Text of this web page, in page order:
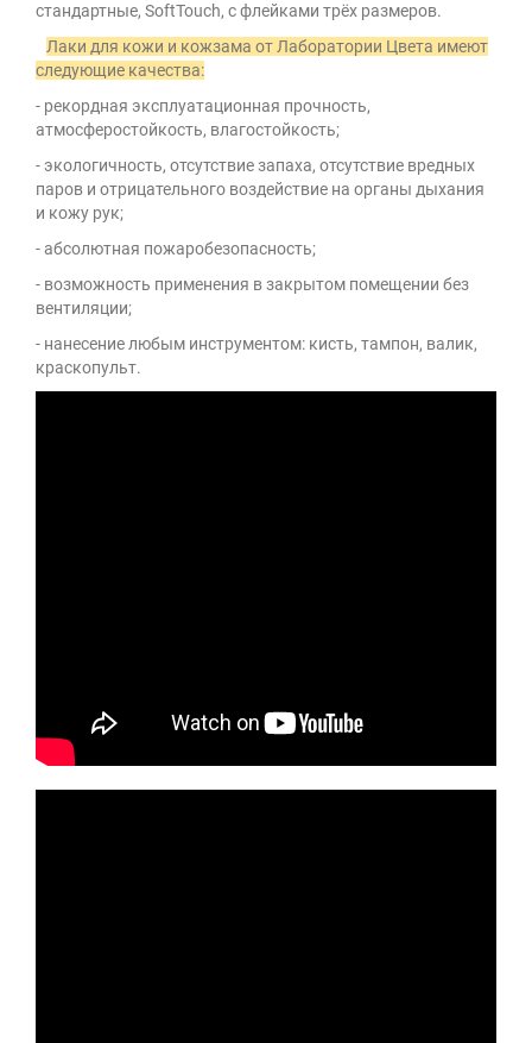
стандартные, SoftTouch, с флейками трёх размеров.
Лаки для кожи и кожзама от Лаборатории Цвета имеют
следующие качества:
- рекордная эксплуатационная прочность,
атмосферостойкость, влагостойкость;
- экологичность, отсутствие запаха, отсутствие вредных
паров и отрицательного воздействие на органы дыхания
и кожу рук;
- абсолютная пожаробезопасность;
- возможность применения в закрытом помещении без
вентиляции;
- нанесение любым инструментом: кисть, тампон, валик,
краскопульт.